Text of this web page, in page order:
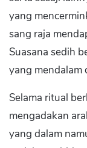
yang
sang raja
Suasana sedih
yang mendalam
Selama ritual
mengadakan
yang dalam